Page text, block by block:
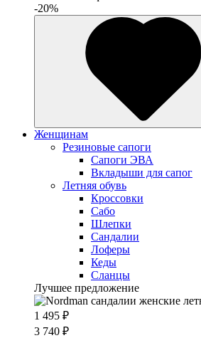
-20%
Женщинам
Резиновые сапоги
Cапоги ЭВА
Вкладыши для сапог
Летняя обувь
Кроссовки
Сабо
Шлепки
Сандалии
Лоферы
Кеды
Сланцы
Лучшее предложение
1 495 ₽
3 740 ₽